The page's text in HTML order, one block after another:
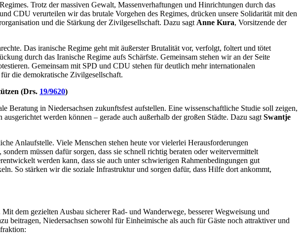
Trotz der massiven Gewalt, Massenverhaftungen und Hinrichtungen durch das
CDU verurteilen wir das brutale Vorgehen des Regimes, drücken unsere Solidarität mit den
und die Stärkung der Zivilgesellschaft. Dazu sagt Anne Kura, Vorsitzende der
Das iranische Regime geht mit äußerster Brutalität vor, verfolgt, foltert und tötet
durch das Iranische Regime aufs Schärfste. Gemeinsam stehen wir an der Seite
Gemeinsam mit SPD und CDU stehen für deutlich mehr internationalen
die demokratische Zivilgesellschaft.
(Drs. 19/9620)
in Niedersachsen zukunftsfest aufstellen. Eine wissenschaftliche Studie soll zeigen,
werden können – gerade auch außerhalb der großen Städte. Dazu sagt Swantje
Anlaufstelle. Viele Menschen stehen heute vor vielerlei Herausforderungen
müssen dafür sorgen, dass sie schnell richtig beraten oder weitervermittelt
werden kann, dass sie auch unter schwierigen Rahmenbedingungen gut
So stärken wir die soziale Infrastruktur und sorgen dafür, dass Hilfe dort ankommt,
dem gezielten Ausbau sicherer Rad- und Wanderwege, besserer Wegweisung und
beitragen, Niedersachsen sowohl für Einheimische als auch für Gäste noch attraktiver und